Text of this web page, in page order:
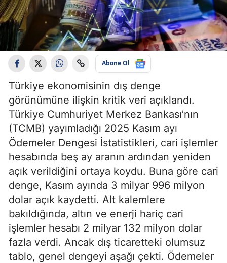
Abone Ol
Türkiye ekonomisinin dış denge
görünümüne ilişkin kritik veri açıklandı.
Türkiye Cumhuriyet Merkez Bankası’nın
(TCMB) yayımladığı 2025 Kasım ayı
Ödemeler Dengesi İstatistikleri, cari işlemler
hesabında beş ay aranın ardından yeniden
açık verildiğini ortaya koydu. Buna göre cari
denge, Kasım ayında 3 milyar 996 milyon
dolar açık kaydetti. Alt kalemlere
bakıldığında, altın ve enerji hariç cari
işlemler hesabı 2 milyar 132 milyon dolar
fazla verdi. Ancak dış ticaretteki olumsuz
tablo, genel dengeyi aşağı çekti. Ödemeler